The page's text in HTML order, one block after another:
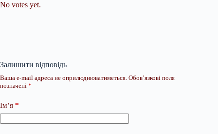
No votes yet.
Залишити відповідь
Ваша e-mail адреса не оприлюднюватиметься. Обов’язкові поля
позначені *
Ім’я *